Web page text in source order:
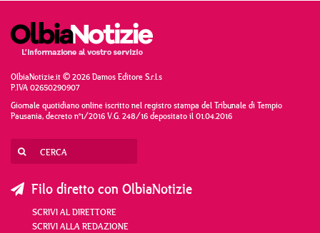
OlbiaNotizie.it © 2026 Damos Editore S.r.l.s
P.IVA 02650290907
Giornale quotidiano online iscritto nel registro stampa del Tribunale di Tempio
Pausania, decreto n°1/2016 V.G. 248/16 depositato il 01.04.2016
Filo diretto con OlbiaNotizie
SCRIVI AL DIRETTORE
SCRIVI ALLA REDAZIONE